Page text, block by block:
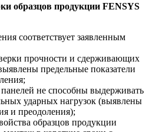
образцов продукции FENSYS
соответствует заявленным
прочности и сдерживающих
предельные показатели
не способны выдерживать
ударных нагрузок (выявлены
и преодоления);
образцов продукции